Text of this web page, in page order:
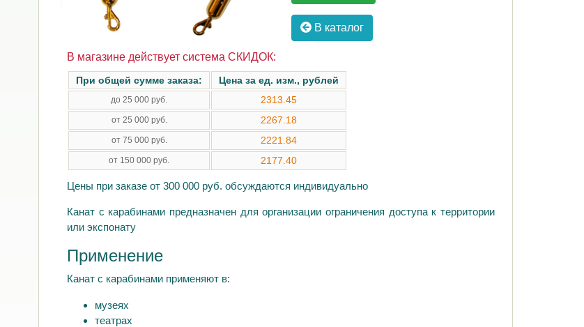
В каталог
В магазине действует система СКИДОК:
При общей сумме заказа: Цена за ед. изм., рублей
до 25 000 руб. 2313.45
от 25 000 руб. 2267.18
от 75 000 руб. 2221.84
от 150 000 руб. 2177.40
Цены при заказе от 300 000 руб. обсуждаются индивидуально
Канат с карабинами предназначен для организации ограничения доступа к территории
или экспонату
Применение
Канат с карабинами применяют в:
музеях
театрах